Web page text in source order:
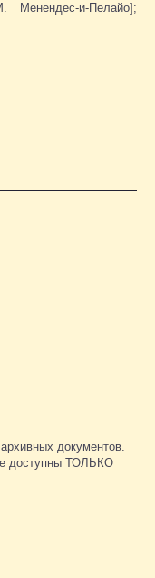
и-Пелайо];
документов.
доступны ТОЛЬКО